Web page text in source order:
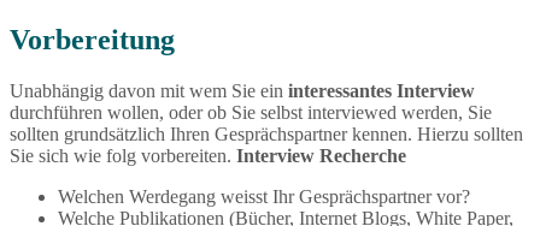
Vorbereitung
Unabhängig davon mit wem Sie ein interessantes Interview
durchführen wollen, oder ob Sie selbst interviewed werden, Sie
sollten grundsätzlich Ihren Gesprächspartner kennen. Hierzu sollten
Sie sich wie folg vorbereiten. Interview Recherche
Welchen Werdegang weisst Ihr Gesprächspartner vor?
Welche Publikationen (Bücher, Internet Blogs, White Paper,